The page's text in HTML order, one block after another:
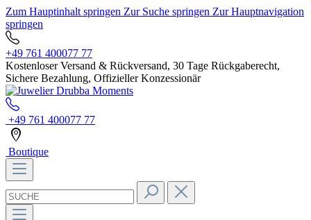
Zum Hauptinhalt springen Zur Suche springen Zur Hauptnavigation
springen
+49 761 400077 77
Kostenloser Versand & Rückversand, 30 Tage Rückgaberecht,
Sichere Bezahlung, Offizieller Konzessionär
+49 761 400077 77
Boutique